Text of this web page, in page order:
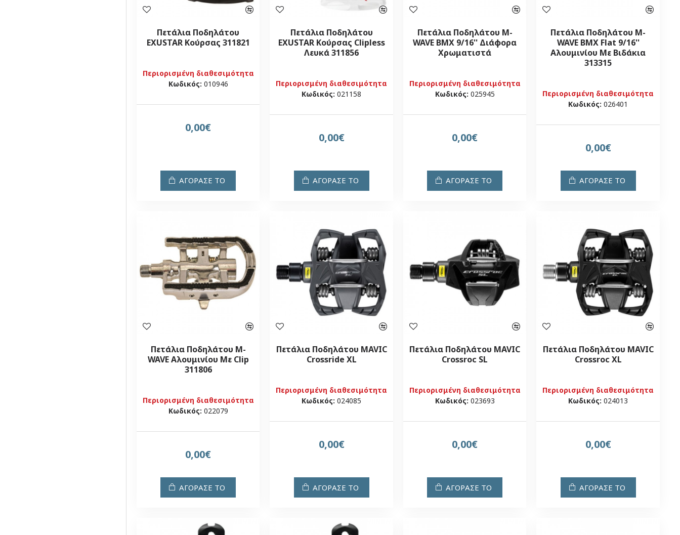
Περιορισμένη διαθεσιμότητα
Κωδικός: 010946
Πετάλια Ποδηλάτου
EXUSTAR Κούρσας 311821
0,00€
ΑΓΟΡΑΣΕ ΤΟ
Περιορισμένη διαθεσιμότητα
Κωδικός: 021158
Πετάλια Ποδηλάτου
EXUSTAR Κούρσας Clipless
Λευκά 311856
0,00€
ΑΓΟΡΑΣΕ ΤΟ
Περιορισμένη διαθεσιμότητα
Κωδικός: 025945
Πετάλια Ποδηλάτου M-
WAVE BMX 9/16'' Διάφορα
Χρωματιστά
0,00€
ΑΓΟΡΑΣΕ ΤΟ
Περιορισμένη διαθεσιμότητα
Κωδικός: 026401
Πετάλια Ποδηλάτου M-
WAVE BMX Flat 9/16''
Αλουμινίου Με Βιδάκια
313315
0,00€
ΑΓΟΡΑΣΕ ΤΟ
Περιορισμένη διαθεσιμότητα
Κωδικός: 022079
Πετάλια Ποδηλάτου M-
WAVE Αλουμινίου Με Clip
311806
0,00€
ΑΓΟΡΑΣΕ ΤΟ
Περιορισμένη διαθεσιμότητα
Κωδικός: 024085
Πετάλια Ποδηλάτου MAVIC
Crossride XL
0,00€
ΑΓΟΡΑΣΕ ΤΟ
Περιορισμένη διαθεσιμότητα
Κωδικός: 023693
Πετάλια Ποδηλάτου MAVIC
Crossroc SL
0,00€
ΑΓΟΡΑΣΕ ΤΟ
Περιορισμένη διαθεσιμότητα
Κωδικός: 024013
Πετάλια Ποδηλάτου MAVIC
Crossroc XL
0,00€
ΑΓΟΡΑΣΕ ΤΟ